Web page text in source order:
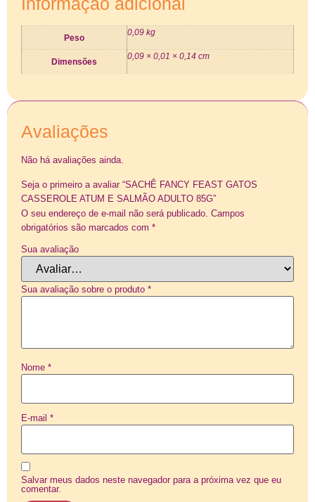
Peso
0,09 kg
Dimensões
0,09 × 0,01 × 0,14 cm
Avaliações
Não há avaliações ainda.
Seja o primeiro a avaliar “SACHÊ FANCY FEAST GATOS
CASSEROLE ATUM E SALMÃO ADULTO 85G”
O seu endereço de e-mail não será publicado. Campos
obrigatórios são marcados com *
Sua avaliação
Sua avaliação sobre o produto *
Nome *
E-mail *
Salvar meus dados neste navegador para a próxima vez que eu
comentar.